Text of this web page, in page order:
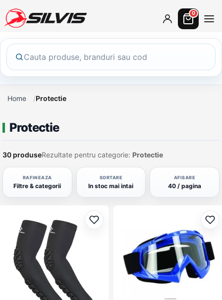
0
Home Protectie
Protectie
30 produseRezultate pentru categorie: Protectie
RAFINEAZA
Filtre & categorii
SORTARE
In stoc mai intai
AFISARE
40 / pagina
Adaugă la favorite